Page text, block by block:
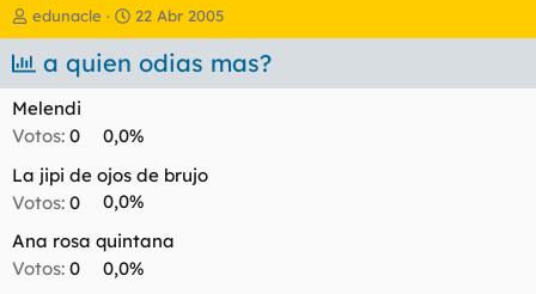
I
n
i
c
a
d
r
d
l
t
edunacle
F
e
c
e
n
i
i
o
22 Abr 2005
a quien odias mas?
Melendi
Votos: 0
0,0%
La jipi de ojos de brujo
Votos: 0
0,0%
Ana rosa quintana
Votos: 0
0,0%